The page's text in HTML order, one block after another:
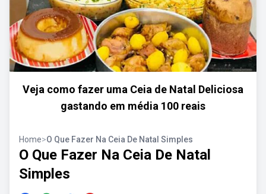
Veja como fazer uma Ceia de Natal Deliciosa
gastando em média 100 reais
Home>O Que Fazer Na Ceia De Natal Simples
O Que Fazer Na Ceia De Natal
Simples